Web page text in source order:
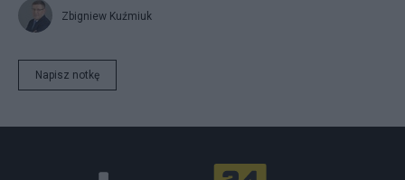
Zbigniew Kuźmiuk
Napisz notkę